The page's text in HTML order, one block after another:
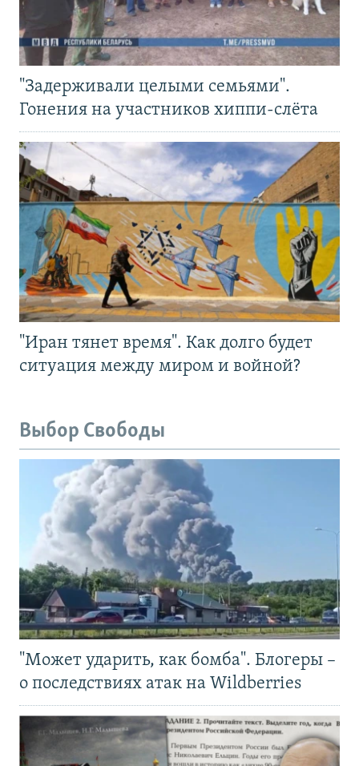
"Задерживали целыми семьями".
Гонения на участников хиппи-слёта
"Иран тянет время". Как долго будет
ситуация между миром и войной?
Выбор Свободы
"Может ударить, как бомба". Блогеры –
о последствиях атак на Wildberries